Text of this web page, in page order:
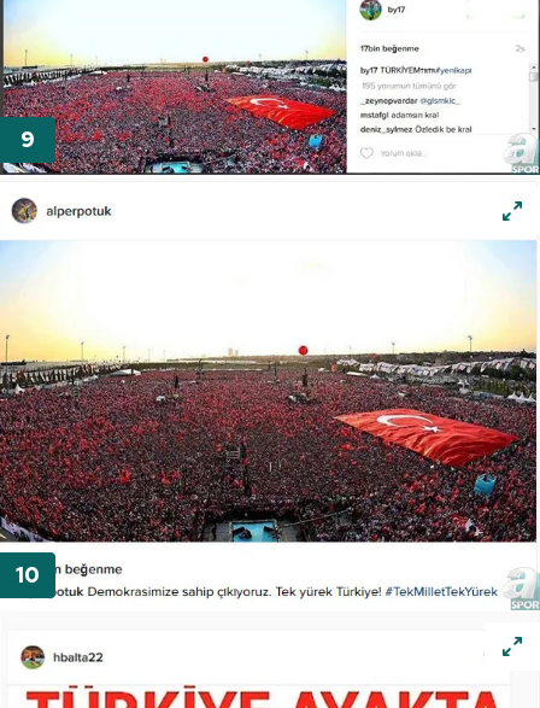
Sitemizde kendimize ve üçüncü kişilere ait çerezler
kullanılmaktadır. Bu çerezler vasıtasıyla çeşitli kişisel
verileriniz işlenmekte olup gerekli olan çerezler bilgi
toplumu hizmetlerinin sunulması amacıyla
kullanılmaktadır. Diğer çerezler, sitemizin daha işlevsel
kılınması ve kişiselleştirilmesi ve sizlere yönelik
reklam/pazarlama faaliyetlerinin yapılması, amaçlarıyla
sınırlı olarak açık rızanız dahilinde kullanılacaktır.
için Ayarlar butonuna tıklayabilir,Çerez Bilgilendirme
Metnimiziziyaret edebilirsiniz.
6698 sayılı Kişisel Verilerin Korunması Kanunu uyarınca
hazırlanmış Aydınlatma Metnimizi okumak ve sitemizde
ilgili mevzuata uygun olarak kullanılan çerezlerle ilgili bilgi
almak için lütfentıklayınız.